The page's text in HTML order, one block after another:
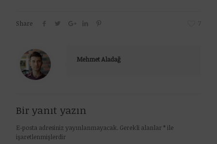
Share 7
Mehmet Aladağ
Bir yanıt yazın
E-posta adresiniz yayınlanmayacak. Gerekli alanlar *ile
işaretlenmişlerdir